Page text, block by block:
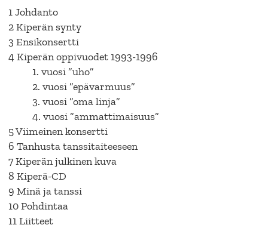
1 Johdanto
2 Kiperän synty
3 Ensikonsertti
4 Kiperän oppivuodet 1993-1996
1. vuosi ”uho”
2. vuosi ”epävarmuus”
3. vuosi ”oma linja”
4. vuosi ”ammattimaisuus”
5 Viimeinen konsertti
6 Tanhusta tanssitaiteeseen
7 Kiperän julkinen kuva
8 Kiperä-CD
9 Minä ja tanssi
10 Pohdintaa
11 Liitteet